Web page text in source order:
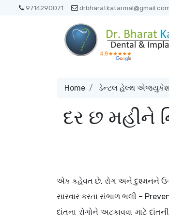
9714290071 drbharatkatarmal@gmail.com
Home ડેન્ટલ હેલ્થ
દર છ મહીને
એક કહેવત છે, રોગ અને દુશ્મનને
સારવાર કરતા સંભાળ ભલી –
દાંતના રોગોને અટકાવવા માટે